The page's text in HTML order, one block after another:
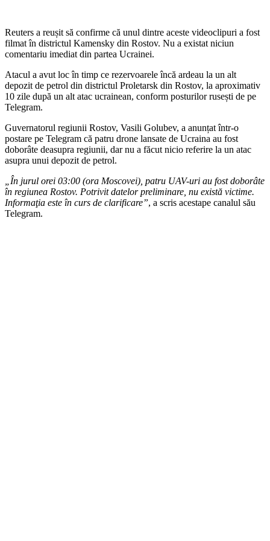
Reuters a reușit să confirme că unul dintre aceste videoclipuri a fost
filmat în districtul Kamensky din Rostov. Nu a existat niciun
comentariu imediat din partea Ucrainei.
Atacul a avut loc în timp ce rezervoarele încă ardeau la un alt
depozit de petrol din districtul Proletarsk din Rostov, la aproximativ
10 zile după un alt atac ucrainean, conform posturilor rusești de pe
Telegram.
Guvernatorul regiunii Rostov, Vasili Golubev, a anunțat într-o
postare pe Telegram că patru drone lansate de Ucraina au fost
doborâte deasupra regiunii, dar nu a făcut nicio referire la un atac
asupra unui depozit de petrol.
„În jurul orei 03:00 (ora Moscovei), patru UAV-uri au fost doborâte
în regiunea Rostov. Potrivit datelor preliminare, nu există victime.
Informaţia este în curs de clarificare”, a scris acestape canalul său
Telegram.